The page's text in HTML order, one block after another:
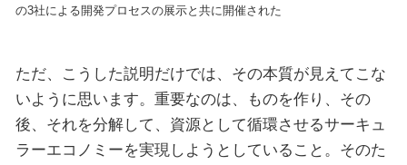
の3社による開発プロセスの展示と共に開催された
ただ、こうした説明だけでは、その本質が見えてこな
いように思います。重要なのは、ものを作り、その
後、それを分解して、資源として循環させるサーキュ
ラーエコノミーを実現しようとしていること。そのた